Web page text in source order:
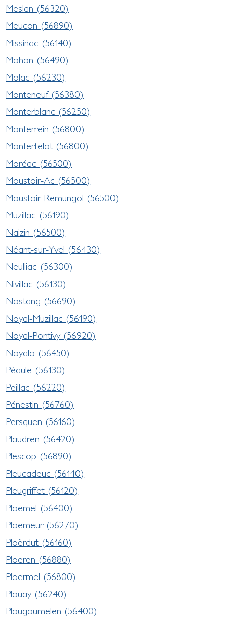
Meslan (56320)
Meucon (56890)
Missiriac (56140)
Mohon (56490)
Molac (56230)
Monteneuf (56380)
Monterblanc (56250)
Monterrein (56800)
Montertelot (56800)
Moréac (56500)
Moustoir-Ac (56500)
Moustoir-Remungol (56500)
Muzillac (56190)
Naizin (56500)
Néant-sur-Yvel (56430)
Neulliac (56300)
Nivillac (56130)
Nostang (56690)
Noyal-Muzillac (56190)
Noyal-Pontivy (56920)
Noyalo (56450)
Péaule (56130)
Peillac (56220)
Pénestin (56760)
Persquen (56160)
Plaudren (56420)
Plescop (56890)
Pleucadeuc (56140)
Pleugriffet (56120)
Ploemel (56400)
Ploemeur (56270)
Ploërdut (56160)
Ploeren (56880)
Ploërmel (56800)
Plouay (56240)
Plougoumelen (56400)